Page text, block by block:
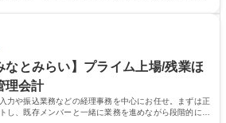
！ 学歴・資格 学歴：大学院
語学力： 資格：
なとみらい】プライム上場/残業ほ
理会計
力や振込業務などの経理事務を中心にお任せ。まずは正
し、既存メンバーと一緒に業務を進めながら段階的に経